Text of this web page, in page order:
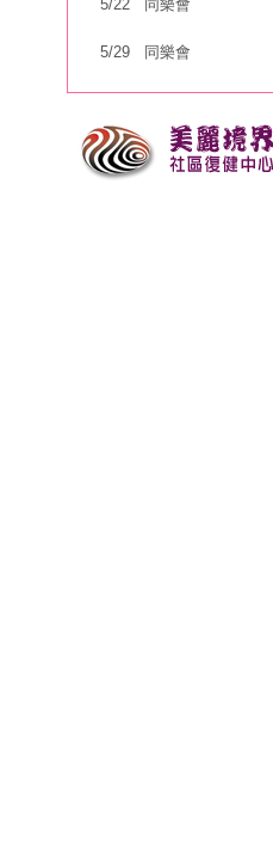
5/22 同樂會
5/29 同樂會